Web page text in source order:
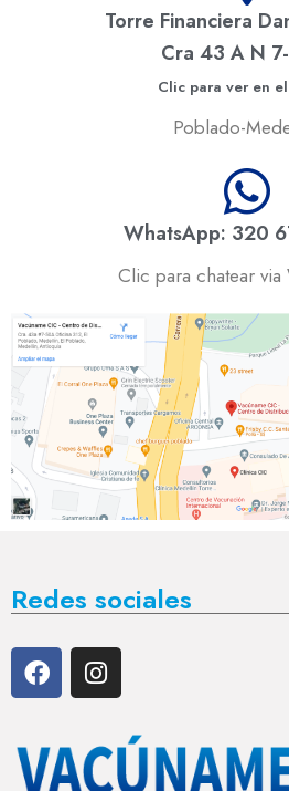
Torre Financiera
Cra 43 A N
Clic para ver en
Poblado-
WhatsApp: 320
Clic para chatear via
Redes sociales